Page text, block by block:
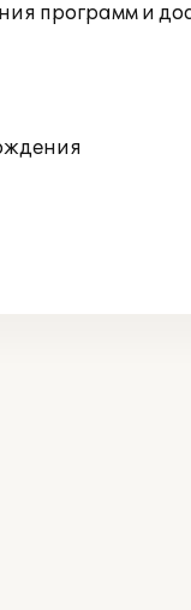
программ и